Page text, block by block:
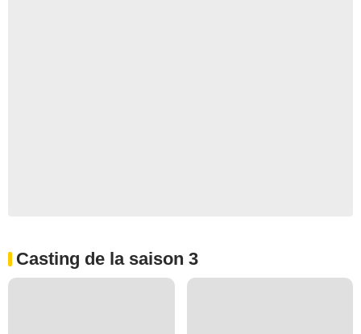
Casting de la saison 3